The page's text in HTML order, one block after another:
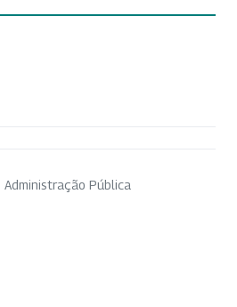
Administração Pública